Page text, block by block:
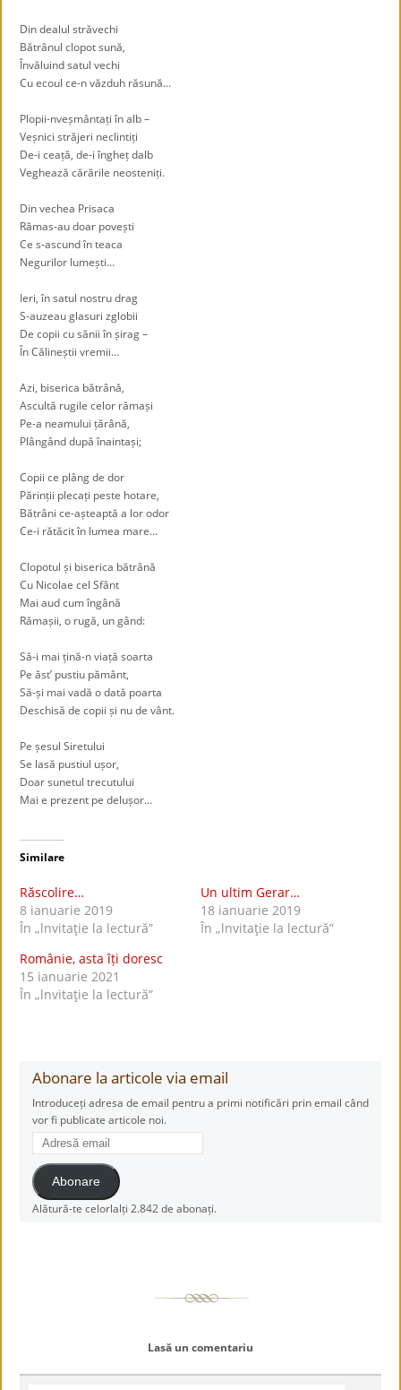
Din dealul străvechi
Bătrânul clopot sună,
Învăluind satul vechi
Cu ecoul ce-n văzduh răsună…
Plopii-nveșmântați în alb –
Veșnici străjeri neclintiți
De-i ceață, de-i îngheț dalb
Veghează cărările neosteniți.
Din vechea Prisaca
Rămas-au doar povești
Ce s-ascund în teaca
Negurilor lumești…
Ieri, în satul nostru drag
S-auzeau glasuri zglobii
De copii cu sănii în șirag –
În Călineștii vremii…
Azi, biserica bătrână,
Ascultă rugile celor rămași
Pe-a neamului țărână,
Plângând după înaintași;
Copii ce plâng de dor
Părinții plecați peste hotare,
Bătrâni ce-așteaptă a lor odor
Ce-i rătăcit în lumea mare…
Clopotul și biserica bătrână
Cu Nicolae cel Sfânt
Mai aud cum îngână
Rămașii, o rugă, un gând:
Să-i mai țină-n viață soarta
Pe ăst’ pustiu pământ,
Să-și mai vadă o dată poarta
Deschisă de copii și nu de vânt.
Pe șesul Siretului
Se lasă pustiul ușor,
Doar sunetul trecutului
Mai e prezent pe delușor…
Similare
Răscolire…
8 ianuarie 2019
În „lnvitaţie la lectură”
Un ultim Gerar…
18 ianuarie 2019
În „lnvitaţie la lectură”
Românie, asta îți doresc
15 ianuarie 2021
În „lnvitaţie la lectură”
Abonare la articole via email
Introduceți adresa de email pentru a primi notificări prin email când
vor fi publicate articole noi.
Adresă
email
Abonare
Alătură-te celorlalți 2.842 de abonați.
Lasă un comentariu